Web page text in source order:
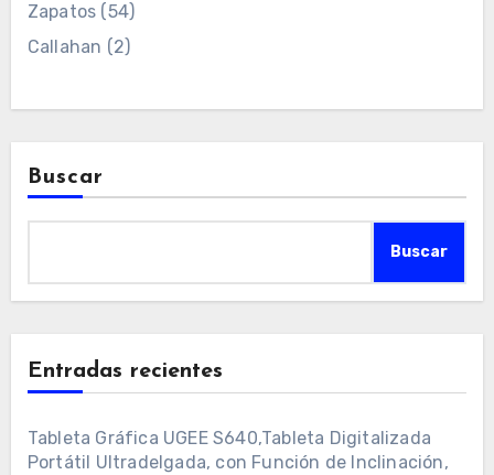
Zapatos (54)
Callahan (2)
Buscar
Buscar
Entradas recientes
Tableta Gráfica UGEE S640,Tableta Digitalizada
Portátil Ultradelgada, con Función de Inclinación,